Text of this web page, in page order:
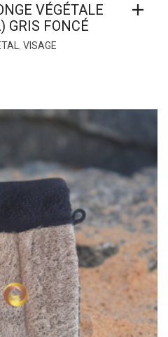
VÉGÉTALE
GRIS FONCÉ
, VISAGE